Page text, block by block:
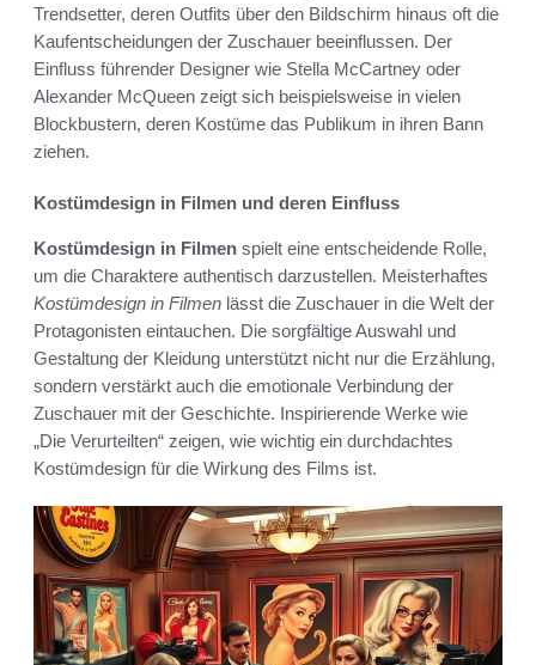
Trendsetter, deren Outfits über den Bildschirm hinaus oft die
Kaufentscheidungen der Zuschauer beeinflussen. Der
Einfluss führender Designer wie Stella McCartney oder
Alexander McQueen zeigt sich beispielsweise in vielen
Blockbustern, deren Kostüme das Publikum in ihren Bann
ziehen.
Kostümdesign in Filmen und deren Einfluss
Kostümdesign in Filmen spielt eine entscheidende Rolle,
um die Charaktere authentisch darzustellen. Meisterhaftes
Kostümdesign in Filmen lässt die Zuschauer in die Welt der
Protagonisten eintauchen. Die sorgfältige Auswahl und
Gestaltung der Kleidung unterstützt nicht nur die Erzählung,
sondern verstärkt auch die emotionale Verbindung der
Zuschauer mit der Geschichte. Inspirierende Werke wie
„Die Verurteilten“ zeigen, wie wichtig ein durchdachtes
Kostümdesign für die Wirkung des Films ist.